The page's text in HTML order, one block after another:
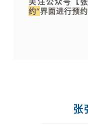
约”界面进行预约
张